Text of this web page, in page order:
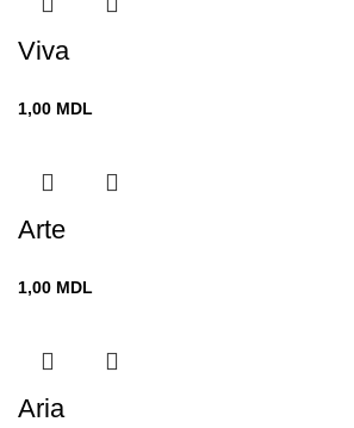
Viva
1,00 MDL
Arte
1,00 MDL
Aria